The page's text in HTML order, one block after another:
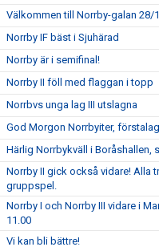
Välkommen till Norrby-galan 28/
Norrby IF bäst i Sjuhärad
Norrby är i semifinal!
Norrby II föll med flaggan i topp
Norrbvs unga lag III utslagna
God Morgon Norrbyiter,
Härlig Norrbykväll i Boråshallen,
Norrby II gick också vidare! Alla
gruppspel.
Norrby I och Norrby III vidare i
11.00
Vi kan bli bättre!